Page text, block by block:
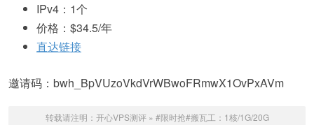
IPv4：1个
价格：$34.5/年
直达链接
邀请码：bwh_BpVUzoVkdVrWBwoFRmwX1OvPxAVm
转载请注明： 开心VPS测评» #限时抢#搬瓦工：1核/1G/20G